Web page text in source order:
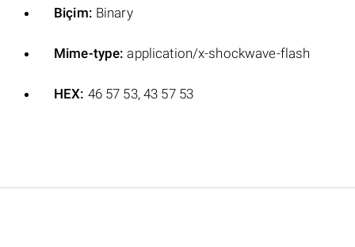
Biçim: Binary
Mime-type: application/x-shockwave-flash
HEX: 46 57 53, 43 57 53